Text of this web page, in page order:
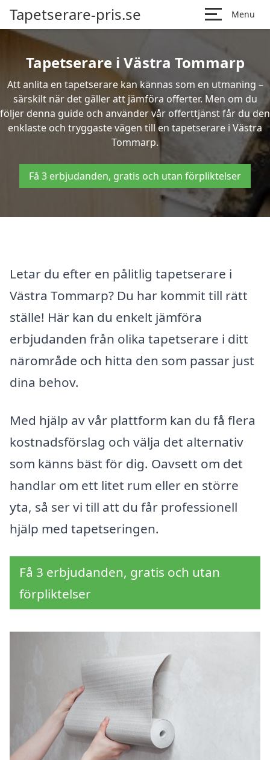
Tapetserare-pris.se Menu
Tapetserare i Västra Tommarp
Att anlita en tapetserare kan kännas som en utmaning –
särskilt när det gäller att jämföra offerter. Men om du
följer denna guide och använder vår offerttjänst får du den
enklaste och tryggaste vägen till en tapetserare i Västra
Tommarp.
Få 3 erbjudanden, gratis och utan förpliktelser
Letar du efter en pålitlig tapetserare i
Västra Tommarp? Du har kommit till rätt
ställe! Här kan du enkelt jämföra
erbjudanden från olika tapetserare i ditt
närområde och hitta den som passar just
dina behov.
Med hjälp av vår plattform kan du få flera
kostnadsförslag och välja det alternativ
som känns bäst för dig. Oavsett om det
handlar om ett litet rum eller en större
yta, så ser vi till att du får professionell
hjälp med tapetseringen.
Få 3 erbjudanden, gratis och utan
förpliktelser